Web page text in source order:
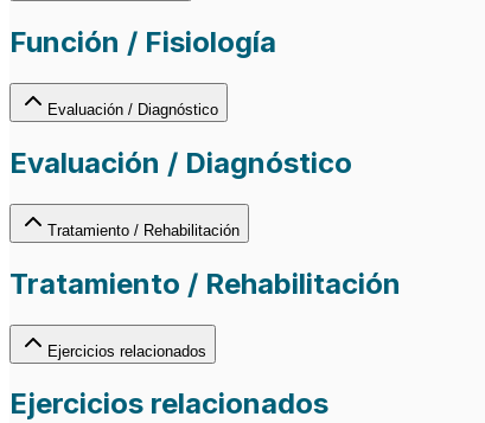
Función / Fisiología
Evaluación / Diagnóstico
Evaluación / Diagnóstico
Tratamiento / Rehabilitación
Tratamiento / Rehabilitación
Ejercicios relacionados
Ejercicios relacionados